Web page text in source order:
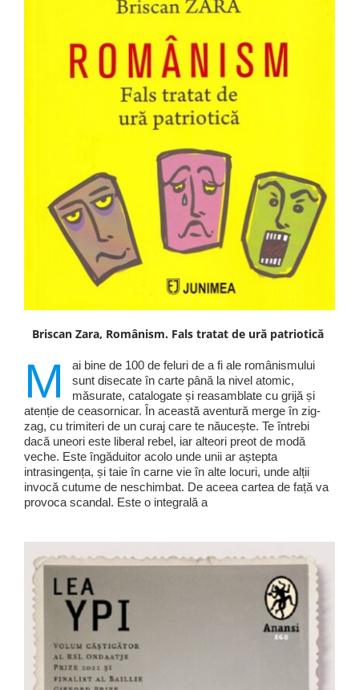
Briscan Zara, Românism. Fals tratat de ură patriotică
M
ai bine de 100 de feluri de a fi ale românismului
sunt disecate în carte până la nivel atomic,
măsurate, catalogate și reasamblate cu grijă și
atenție de ceasornicar. În această aventură merge în zig-
zag, cu trimiteri de un curaj care te năucește. Te întrebi
dacă uneori este liberal rebel, iar alteori preot de modă
veche. Este îngăduitor acolo unde unii ar aștepta
intrasingența, și taie în carne vie în alte locuri, unde alții
invocă cutume de neschimbat. De aceea cartea de față va
provoca scandal. Este o integrală a